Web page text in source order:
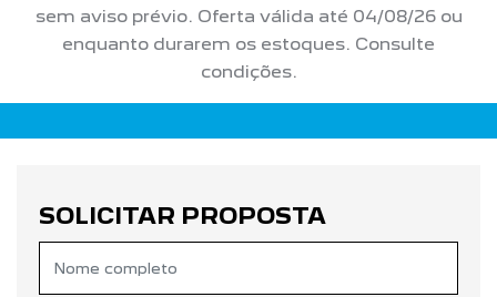
sem aviso prévio. Oferta válida até 04/08/26 ou
enquanto durarem os estoques. Consulte
condições.
SOLICITAR PROPOSTA